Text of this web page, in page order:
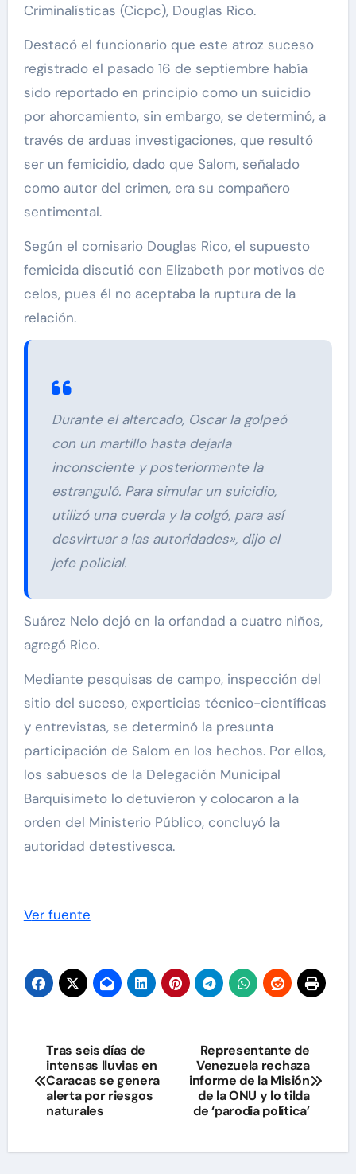
Criminalísticas (Cicpc), Douglas Rico.
Destacó el funcionario que este atroz suceso
registrado el pasado 16 de septiembre había
sido reportado en principio como un suicidio
por ahorcamiento, sin embargo, se determinó, a
través de arduas investigaciones, que resultó
ser un femicidio, dado que Salom, señalado
como autor del crimen, era su compañero
sentimental.
Según el comisario Douglas Rico, el supuesto
femicida discutió con Elizabeth por motivos de
celos, pues él no aceptaba la ruptura de la
relación.
Durante el altercado, Oscar la golpeó
con un martillo hasta dejarla
inconsciente y posteriormente la
estranguló. Para simular un suicidio,
utilizó una cuerda y la colgó, para así
desvirtuar a las autoridades», dijo el
jefe policial.
Suárez Nelo dejó en la orfandad a cuatro niños,
agregó Rico.
Mediante pesquisas de campo, inspección del
sitio del suceso, experticias técnico-científicas
y entrevistas, se determinó la presunta
participación de Salom en los hechos. Por ellos,
los sabuesos de la Delegación Municipal
Barquisimeto lo detuvieron y colocaron a la
orden del Ministerio Público, concluyó la
autoridad detestivesca.
Ver fuente
Navegación
de
entradas
Tras seis días de
intensas lluvias en
Caracas se genera
alerta por riesgos
naturales
Representante de
Venezuela rechaza
informe de la Misión
de la ONU y lo tilda
de ‘parodia política’